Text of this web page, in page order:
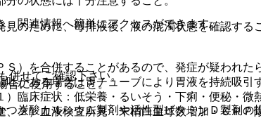
のために、毎排液後、液の混濁状態を確認す
）を合併することがあるので、発症が疑われ
がある場合は胃チューブにより胃液を持続吸
臨床症状：低栄養・るいそう・下痢・便秘・
２）血液検査所見：末梢白血球数増加・ＣＲ
に使用すること。
炭酸カルシウム製剤や活性型ビタミンＤ製剤
関連情報へ簡単にアクセスができます。
併せてご確認下さい。